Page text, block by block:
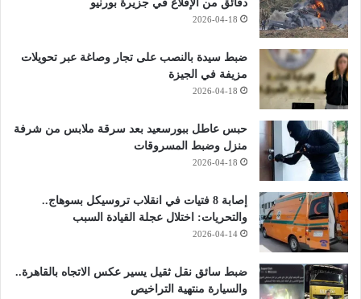
دقائق من الإقلاع في جزيرة بورنيو
2026-04-18
ضبط سيدة بالنصب على تجار وصاغة عبر تحويلات
مزيفة في الجيزة
2026-04-18
حبس عاطل ببورسعيد بعد سرقة ملابس من شرفة
منزل وضبط المسروقات
2026-04-18
إصابة 8 فتيات في انقلاب تروسيكل بسوهاج..
والتحريات: اختلال عجلة القيادة السبب
2026-04-14
ضبط سائق نقل ثقيل يسير عكس الاتجاه بالقاهرة..
والسيارة منتهية التراخيص